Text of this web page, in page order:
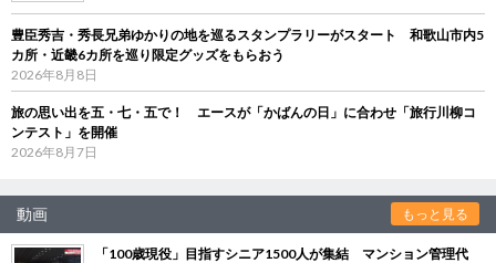
豊臣秀吉・秀長兄弟ゆかりの地を巡るスタンプラリーがスタート 和歌山市内5
カ所・近畿6カ所を巡り限定グッズをもらおう
2026年8月8日
旅の思い出を五・七・五で！ エースが「かばんの日」に合わせ「旅行川柳コ
ンテスト」を開催
2026年8月7日
動画 もっと見る
「100歳現役」目指すシニア1500人が集結 マンション管理代